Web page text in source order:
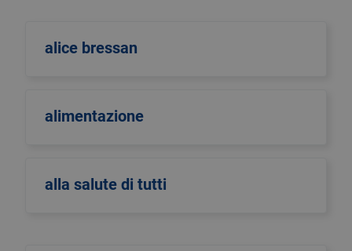
alice bressan
alimentazione
alla salute di tutti